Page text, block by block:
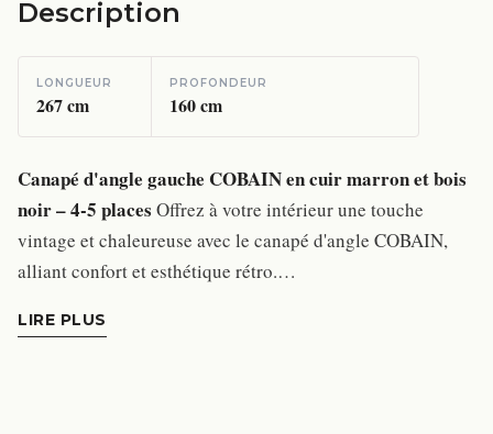
Description
LONGUEUR
267cm
PROFONDEUR
160cm
Canapé d'angle gauche COBAIN en cuir marron et bois
noir – 4-5 places Offrez à votre intérieur une touche
vintage et chaleureuse avec le canapé d'angle COBAIN,
alliant confort et esthétique rétro.…
LIRE PLUS